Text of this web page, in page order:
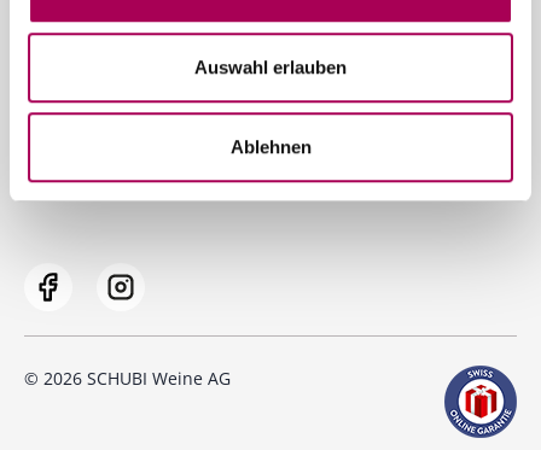
Auswahl erlauben
Ablehnen
Gerne beraten wir Sie persönlich
Impressum
AGB und Lieferkonditionen
© 2026 SCHUBI Weine AG